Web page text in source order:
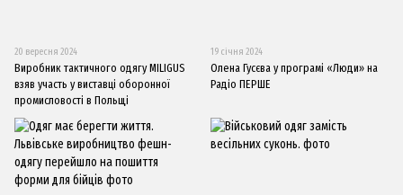
20 вересня 2024
Виробник тактичного одягу MILIGUS
взяв участь у виставці оборонної
промисловості в Польщі
19 січня 2024
Олена Гусєва у програмі «Люди» на
Радіо ПЕРШЕ